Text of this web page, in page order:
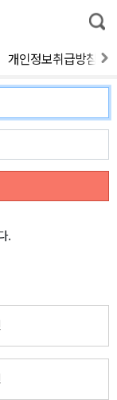
통
합
색
개인정보취급방침
.